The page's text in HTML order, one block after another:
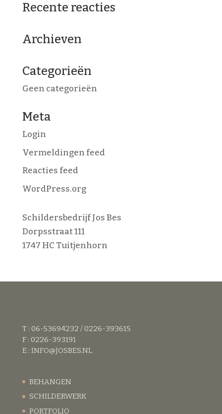
Recente reacties
Archieven
Categorieën
Geen categorieën
Meta
Login
Vermeldingen feed
Reacties feed
WordPress.org
Schildersbedrijf Jos Bes
Dorpsstraat 111
1747 HC Tuitjenhorn
T : 06-53694232 / 0226-393615
F : 0226-393191
E : INFO@JOSBES.NL
BEHANGEN
SCHILDERWERK
PORTFOLIO